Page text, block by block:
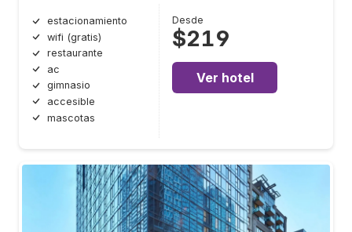
estacionamiento
wifi (gratis)
restaurante
ac
gimnasio
accesible
mascotas
Desde
$219
Ver hotel